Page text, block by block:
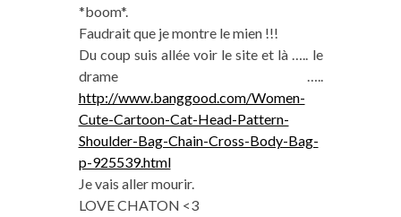
*boom*.
Faudrait que je montre le mien !!!
Du coup suis allée voir le site et là ….. le
drame …..
http://www.banggood.com/Women-
Cute-Cartoon-Cat-Head-Pattern-
Shoulder-Bag-Chain-Cross-Body-Bag-
p-925539.html
Je vais aller mourir.
LOVE CHATON <3